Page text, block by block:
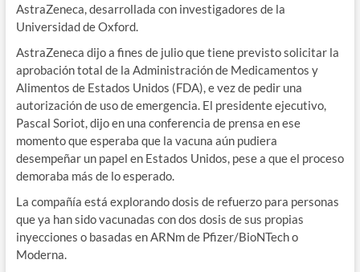
AstraZeneca, desarrollada con investigadores de la
Universidad de Oxford.
AstraZeneca dijo a fines de julio que tiene previsto solicitar la
aprobación total de la Administración de Medicamentos y
Alimentos de Estados Unidos (FDA), e vez de pedir una
autorización de uso de emergencia. El presidente ejecutivo,
Pascal Soriot, dijo en una conferencia de prensa en ese
momento que esperaba que la vacuna aún pudiera
desempeñar un papel en Estados Unidos, pese a que el proceso
demoraba más de lo esperado.
La compañía está explorando dosis de refuerzo para personas
que ya han sido vacunadas con dos dosis de sus propias
inyecciones o basadas en ARNm de Pfizer/BioNTech o
Moderna.